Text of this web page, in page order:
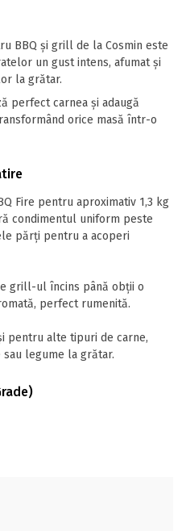
BBQ și grill de la Cosmin este
un gust intens, afumat și
la grătar.
perfect carnea și adaugă
orice masă într-o
Fire pentru aproximativ 1,3 kg
condimentul uniform peste
părți pentru a acoperi
grill-ul încins până obții o
perfect rumenită.
pentru alte tipuri de carne,
legume la grătar.